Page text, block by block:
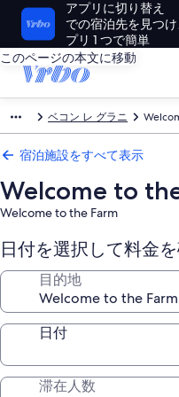
アプリに切り替え
での宿泊先を見つ
プリ 1 つで簡単
このページの本文に移動
ベコン レ グラニ
宿泊施設をすべて表示
Welcome to
Welcome to the Farm
日付を選択して料金
目的地
日付
滞在人数